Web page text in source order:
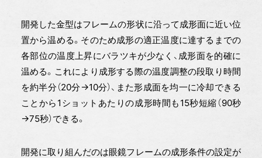
開発した金型はフレームの形状に沿って成形面に近い位
置から温める。そのため成形の適正温度に達するまでの
各部位の温度上昇にバラツキが少なく、成形面を的確に
温める。これにより成形する際の温度調整の段取り時間
を約半分（20分→10分）、また形成面を均一に冷却できる
ことから1ショットあたりの成形時間も15秒短縮（90秒
→75秒）できる。
開発に取り組んだのは眼鏡フレームの成形条件の設定が